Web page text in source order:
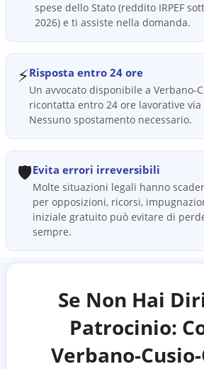
spese dello Stato (reddito IRPEF
2026) e ti assiste nella domanda.
⚡Risposta entro 24 ore
Un avvocato disponibile a Verbano-
ricontatta entro 24 ore lavorative via
Nessuno spostamento necessario.
🛡️Evita errori irreversibili
Molte situazioni legali hanno
per opposizioni, ricorsi,
iniziale gratuito può evitare di
sempre.
Se Non Hai
Patrocinio:
Verbano-